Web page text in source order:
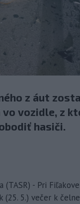
z áut
vo vozidle, z
hasiči.
(TASR) - Pri
(25. 5.) večer k